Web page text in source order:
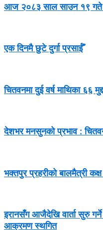
आज २०८३ साल साउन १९ गते
एक दिनमै छुटे दुर्गा प्रसाईँ
चितवनमा दुई वर्ष माथिका ६६
देशभर मनसुनको प्रभाव :
भक्तपुर प्रहरीको बालमैत्री
इरानसँग आजैदेखि वार्ता सुरु
आक्रमण स्थगित